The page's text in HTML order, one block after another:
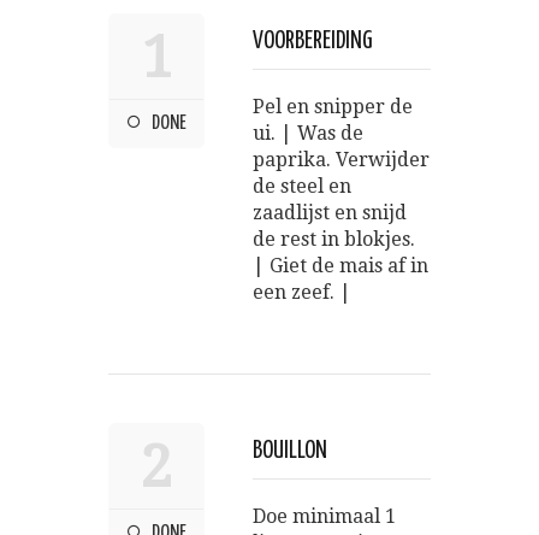
1
DONE
VOORBEREIDING
Pel en snipper de
ui. | Was de
paprika. Verwijder
de steel en
zaadlijst en snijd
de rest in blokjes.
| Giet de mais af in
een zeef. |
2 BOUILLON
Doe minimaal 1